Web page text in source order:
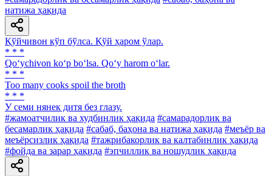
натижа ҳақида
Қўйчивон кўп бўлса. Қўй ҳаром ўлар.
* * *
Qo‘ychivon ko‘p bo‘lsa. Qo‘y harom o‘lar.
* * *
Too many cooks spoil the broth
* * *
У семи нянек дитя без глазу.
#жамоатчилик ва худбинлик ҳақида #самарадорлик ва
бесамарлик ҳақида #сабаб, баҳона ва натижа ҳақида #меъёр ва
меъёрсизлик ҳақида #тажрибакорлик ва калтабинлик ҳақида
#фойда ва зарар ҳақида #эпчиллик ва ношудлик ҳақида